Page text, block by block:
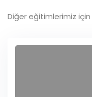
Diğer eğitimlerimiz için